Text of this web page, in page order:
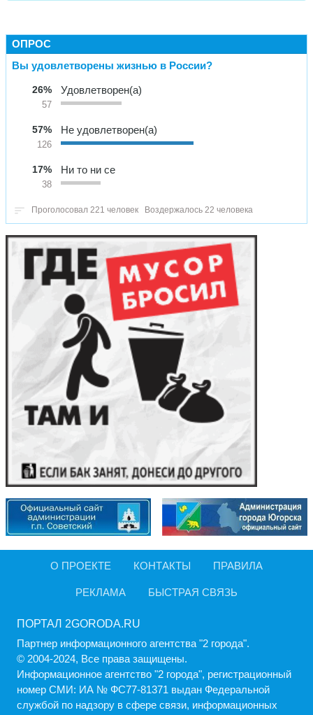
ОПРОС
Вы удовлетворены жизнью в России?
26%
57
Удовлетворен(а)
57%
126
Не удовлетворен(а)
17%
38
Ни то ни се
Проголосовал 221 человек Воздержалось 22 человека
О ПРОЕКТЕ КОНТАКТЫ ПРАВИЛА
РЕКЛАМА БЫСТРАЯ СВЯЗЬ
ПОРТАЛ 2GORODA.RU
Партнер информационного агентства "2 города".
© 2004-2024, Все права защищены.
Информационное агентство "2 города", регистрационный
номер СМИ: ИА № ФС77-81371 выдан Федеральной
службой по надзору в сфере связи, информационных